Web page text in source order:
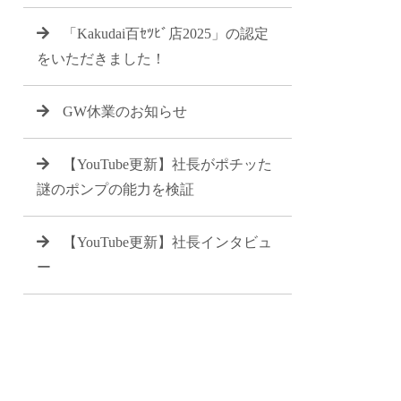
「Kakudai百ｾﾂﾋﾞ店2025」の認定
をいただきました！
GW休業のお知らせ
【YouTube更新】社長がポチッた
謎のポンプの能力を検証
【YouTube更新】社長インタビュ
ー